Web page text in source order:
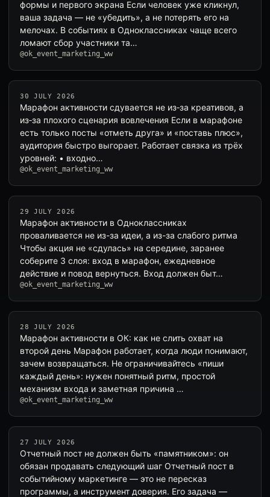
формы и первого экрана Если человек уже кликнул,
ваша задача — не «убедить», а не потерять его на
мелочах. В событиях в Одноклассниках чаще всего
ломают сбор участники та…
@ok_event_marketing_ww
30 JULY 2026
Марафон активности сдувается не из‑за креативов, а
из‑за плохого сценария вовлечения Если в марафоне
есть только посты «отметь друга» и «поставь плюс»,
аудитория быстро выгорает. Работает связка из трёх
уровней: • входно…
@ok_event_marketing_ww
29 JULY 2026
Марафон активности в Одноклассниках
проваливается не из-за идеи, а из-за слабого ритма
Чтобы акция не «сдулась» на середине, заранее
соберите 3 слоя: вход в марафон, ежедневное
действие и повод вернуться. Вход должен быт…
@ok_event_marketing_ww
28 JULY 2026
Марафон активности в ОК: как не слить охват на
второй день Марафон работает, когда люди понимают,
зачем возвращаться. Не ограничивайтесь «пиши
каждый день»: нужен понятный ритм, простой
механизм входа и заметная причина …
@ok_event_marketing_ww
27 JULY 2026
Отчетный пост не должен быть «памятником»: он
обязан продавать следующий шаг Отчетный пост в
событийному маркетинге — это не пересказ
программы, а инструмент доверия. Его задача —